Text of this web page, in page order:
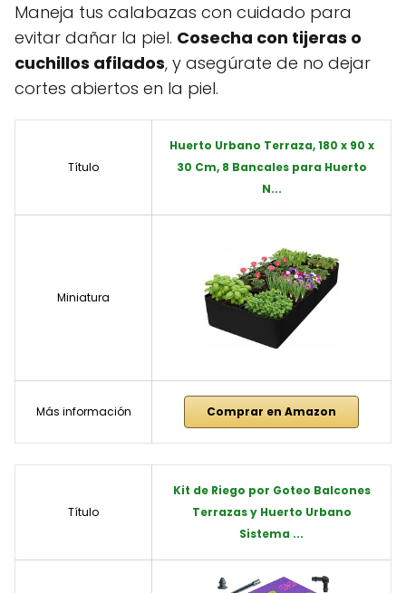
Maneja tus calabazas con cuidado para
evitar dañar la piel. Cosecha con tijeras o
cuchillos afilados, y asegúrate de no dejar
cortes abiertos en la piel.
Título
Huerto Urbano Terraza, 180 x 90 x
30 Cm, 8 Bancales para Huerto
N...
Miniatura
Más información Comprar en Amazon
Título
Kit de Riego por Goteo Balcones
Terrazas y Huerto Urbano
Sistema ...